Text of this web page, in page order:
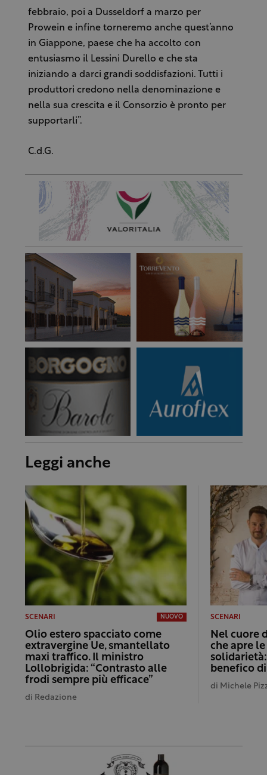
febbraio, poi a Dusseldorf a marzo per
Prowein e infine torneremo anche quest’anno
in Giappone, paese che ha accolto con
entusiasmo il Lessini Durello e che sta
iniziando a darci grandi soddisfazioni. Tutti i
produttori credono nella denominazione e
nella sua crescita e il Consorzio è pronto per
supportarli”.
C.d.G.
Leggi anche
SCENARI NUOVO
Olio estero spacciato come
extravergine Ue, smantellato
maxi traffico. Il ministro
Lollobrigida: “Contrasto alle
frodi sempre più efficace”
di Redazione
SCENARI
Nel cuore
che apre
benefico
di Michele